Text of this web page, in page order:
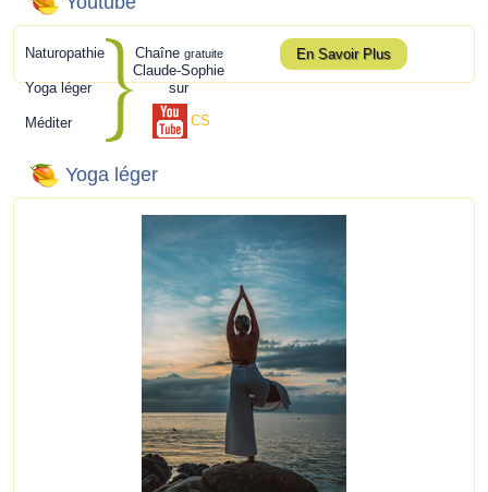
Naturopathie
Yoga léger
Méditer
Chaîne gratuite
Claude-Sophie
sur
CS
En Savoir Plus
Yoga léger